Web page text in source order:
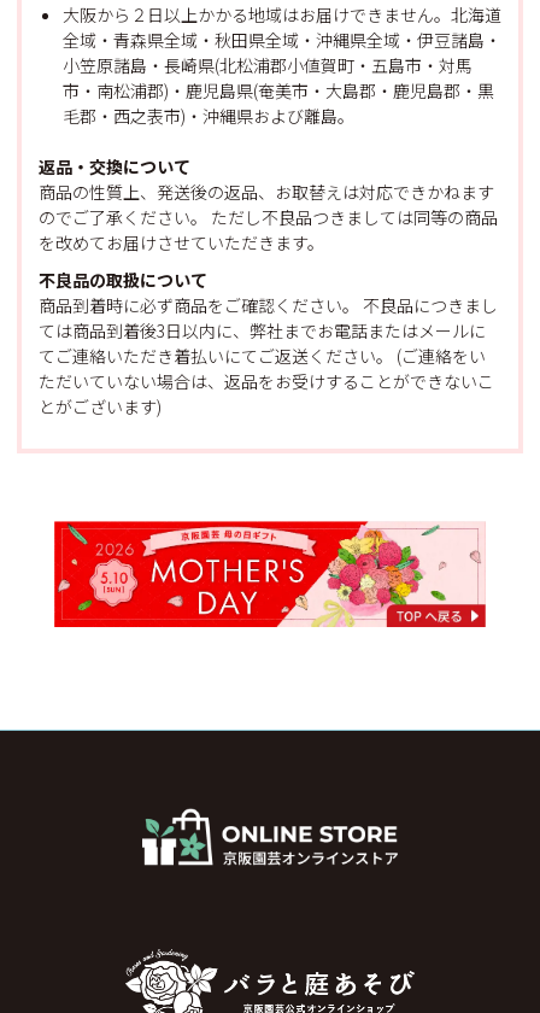
大阪から２日以上かかる地域はお届けできません。北海道
全域・青森県全域・秋田県全域・沖縄県全域・伊豆諸島・
小笠原諸島・長崎県(北松浦郡小値賀町・五島市・対馬
市・南松浦郡)・鹿児島県(奄美市・大島郡・鹿児島郡・黒
毛郡・西之表市)・沖縄県および離島。
返品・交換について
商品の性質上、発送後の返品、お取替えは対応できかねます
のでご了承ください。 ただし不良品つきましては同等の商品
を改めてお届けさせていただきます。
不良品の取扱について
商品到着時に必ず商品をご確認ください。 不良品につきまし
ては商品到着後3日以内に、弊社までお電話またはメールに
てご連絡いただき着払いにてご返送ください。 (ご連絡をい
ただいていない場合は、返品をお受けすることができないこ
とがございます)